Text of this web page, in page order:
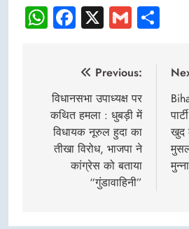
WhatsApp
Facebook
X Gmail
navigation
Previous:
विधानसभा उपाध्यक्ष पर
कथित हमला : धुबड़ी में
विधायक नूरुल हुदा का
तीखा विरोध, भाजपा ने
कांग्रेस को बताया
“गुंडावाहिनी”
खुद